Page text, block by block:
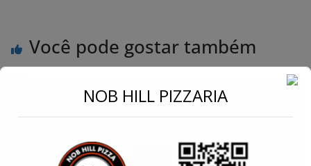
Você pode gostar também
NOB HILL PIZZARIA